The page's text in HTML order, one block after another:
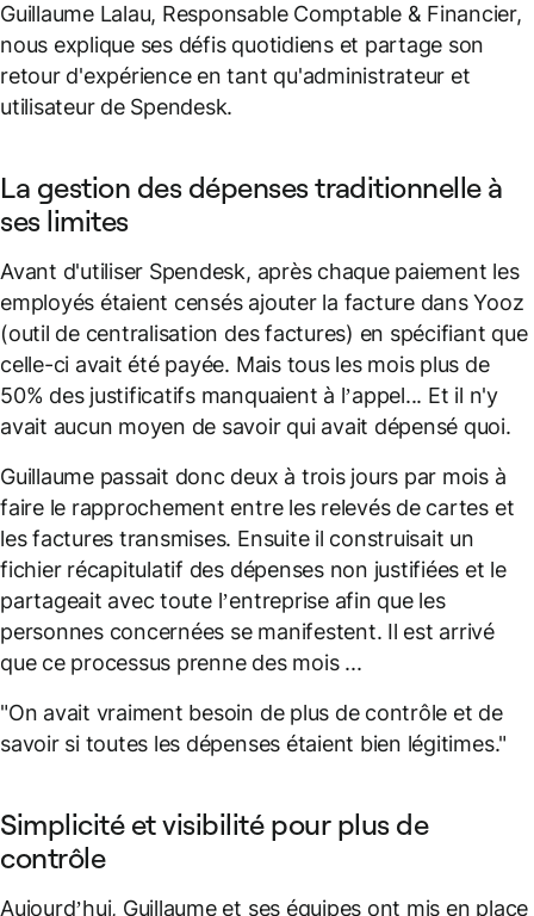
Guillaume Lalau, Responsable Comptable & Financier,
nous explique ses défis quotidiens et partage son
retour d'expérience en tant qu'administrateur et
utilisateur de Spendesk.
La gestion des dépenses traditionnelle à
ses limites
Avant d'utiliser Spendesk, après chaque paiement les
employés étaient censés ajouter la facture dans Yooz
(outil de centralisation des factures) en spécifiant que
celle-ci avait été payée. Mais tous les mois plus de
50% des justificatifs manquaient à l’appel... Et il n'y
avait aucun moyen de savoir qui avait dépensé quoi.
Guillaume passait donc deux à trois jours par mois à
faire le rapprochement entre les relevés de cartes et
les factures transmises. Ensuite il construisait un
fichier récapitulatif des dépenses non justifiées et le
partageait avec toute l’entreprise afin que les
personnes concernées se manifestent. Il est arrivé
que ce processus prenne des mois ...
"On avait vraiment besoin de plus de contrôle et de
savoir si toutes les dépenses étaient bien légitimes."
Simplicité et visibilité pour plus de
contrôle
Aujourd’hui, Guillaume et ses équipes ont mis en place